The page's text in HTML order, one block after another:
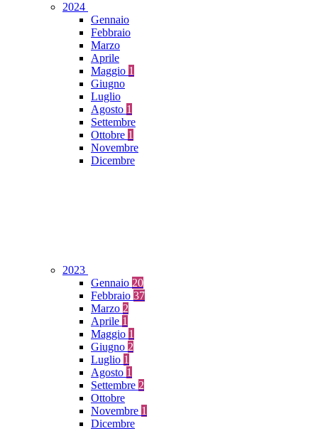
2024
Gennaio
Febbraio
Marzo
Aprile
Maggio 1
Giugno
Luglio
Agosto 1
Settembre
Ottobre 1
Novembre
Dicembre
2023
Gennaio 20
Febbraio 37
Marzo 2
Aprile 1
Maggio 1
Giugno 2
Luglio 1
Agosto 1
Settembre 2
Ottobre
Novembre 1
Dicembre